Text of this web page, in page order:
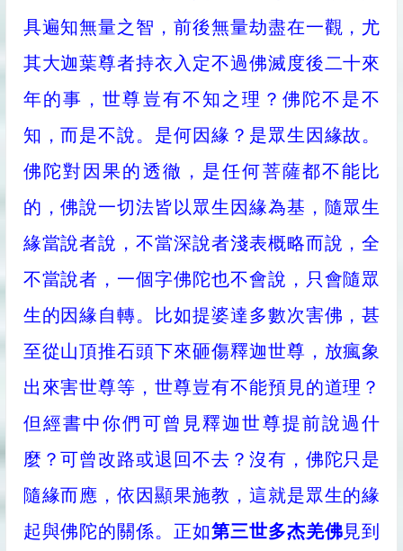
具遍知無量之智，前後無量劫盡在一觀，尤
其大迦葉尊者持衣入定不過佛滅度後二十來
年的事，世尊豈有不知之理？佛陀不是不
知，而是不說。是何因緣？是眾生因緣故。
佛陀對因果的透徹，是任何菩薩都不能比
的，佛說一切法皆以眾生因緣為基，隨眾生
緣當說者說，不當深說者淺表概略而說，全
不當說者，一個字佛陀也不會說，只會隨眾
生的因緣自轉。比如提婆達多數次害佛，甚
至從山頂推石頭下來砸傷釋迦世尊，放瘋象
出來害世尊等，世尊豈有不能預見的道理？
但經書中你們可曾見釋迦世尊提前說過什
麼？可曾改路或退回不去？沒有，佛陀只是
隨緣而應，依因顯果施教，這就是眾生的緣
起與佛陀的關係。正如第三世多杰羌佛見到